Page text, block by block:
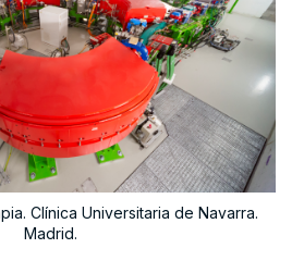
Clínica Universitaria de Navarra.
Madrid.